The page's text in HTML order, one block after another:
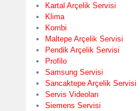
Kartal Arçelik Servisi
Klima
Kombi
Maltepe Arçelik Servisi
Pendik Arçelik Servisi
Profilo
Samsung Servisi
Sancaktepe Arçelik Servisi
Servis Videoları
Siemens Servisi